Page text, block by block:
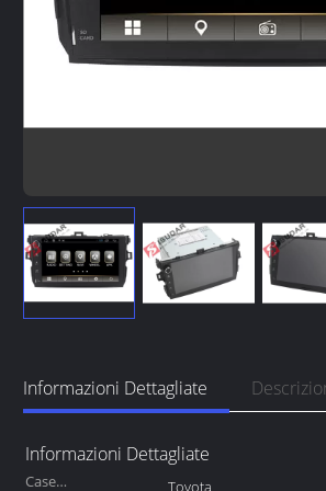
Informazioni Dettagliate
Informazioni Dettagliate
Case
Toyota